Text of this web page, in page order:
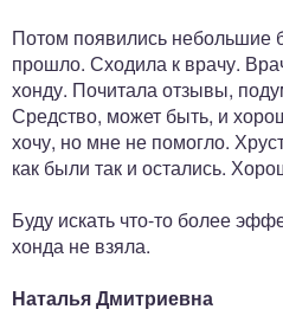
Потом появились небольшие
прошло. Сходила к врачу.
хонду. Почитала отзывы,
Средство, может быть, и
хочу, но мне не помогло.
как были так и остались.
Буду искать что-то более
хонда не взяла.
Наталья Дмитриевна